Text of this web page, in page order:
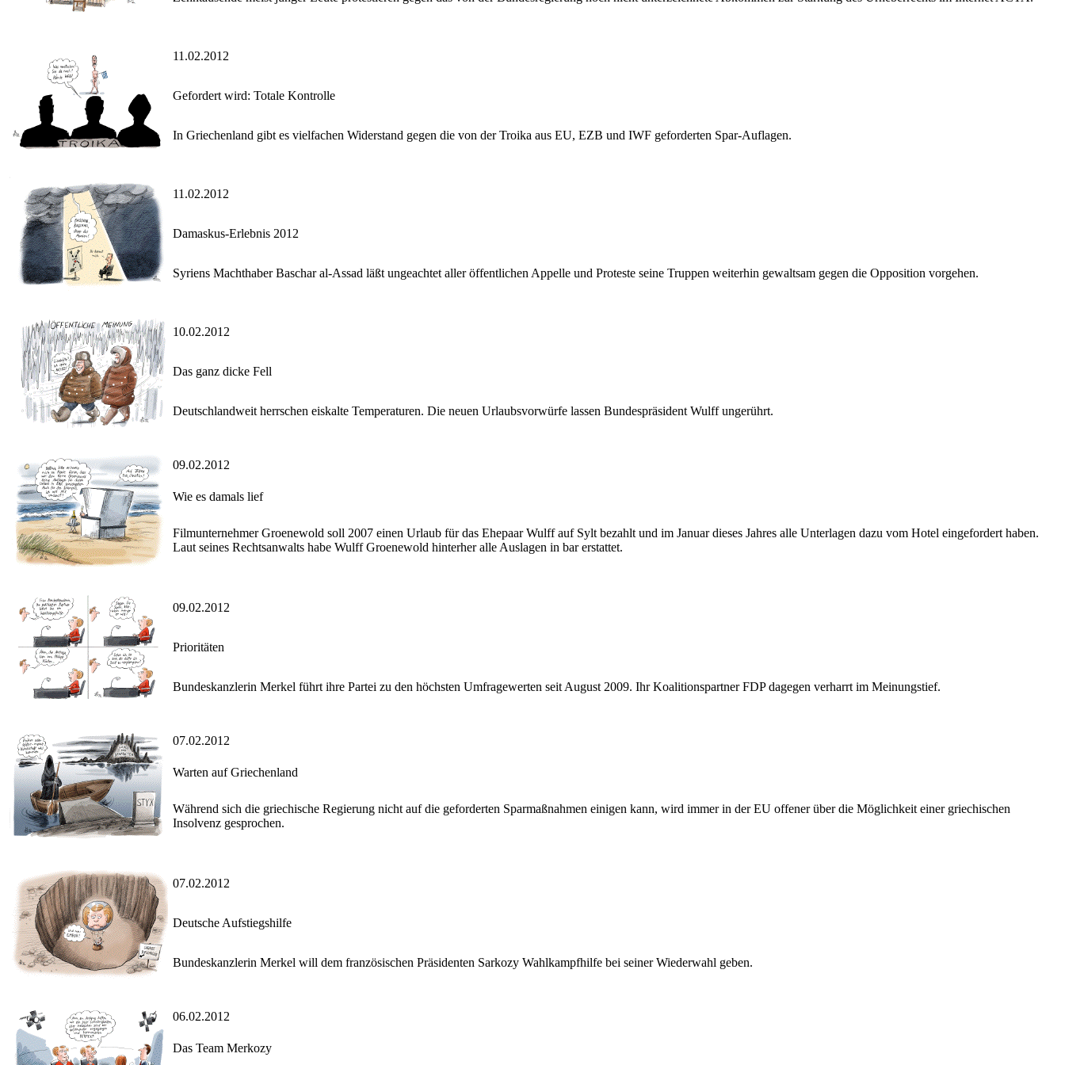
11.02.2012
Gefordert wird: Totale Kontrolle
In Griechenland gibt es vielfachen Widerstand gegen die von der Troika aus EU, EZB und IWF geforderten Spar-Auflagen.
11.02.2012
Damaskus-Erlebnis 2012
Syriens Machthaber Baschar al-Assad läßt ungeachtet aller öffentlichen Appelle und Proteste seine Truppen weiterhin gewaltsam gegen die Opposition vorgehen.
10.02.2012
Das ganz dicke Fell
Deutschlandweit herrschen eiskalte Temperaturen. Die neuen Urlaubsvorwürfe lassen Bundespräsident Wulff ungerührt.
09.02.2012
Wie es damals lief
Filmunternehmer Groenewold soll 2007 einen Urlaub für das Ehepaar Wulff auf Sylt bezahlt und im Januar dieses Jahres alle Unterlagen dazu vom Hotel eingefordert haben.
Laut seines Rechtsanwalts habe Wulff Groenewold hinterher alle Auslagen in bar erstattet.
09.02.2012
Prioritäten
Bundeskanzlerin Merkel führt ihre Partei zu den höchsten Umfragewerten seit August 2009. Ihr Koalitionspartner FDP dagegen verharrt im Meinungstief.
07.02.2012
Warten auf Griechenland
Während sich die griechische Regierung nicht auf die geforderten Sparmaßnahmen einigen kann, wird immer in der EU offener über die Möglichkeit einer griechischen
Insolvenz gesprochen.
07.02.2012
Deutsche Aufstiegshilfe
Bundeskanzlerin Merkel will dem französischen Präsidenten Sarkozy Wahlkampfhilfe bei seiner Wiederwahl geben.
06.02.2012
Das Team Merkozy